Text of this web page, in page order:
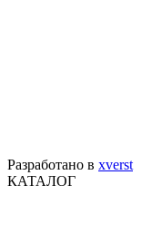
Разработано в xverst
КАТАЛОГ